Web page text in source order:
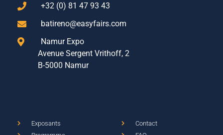
+32 (0) 81 47 93 43
batireno@easyfairs.com
Namur Expo
Avenue Sergent Vrithoff, 2
B-5000 Namur
Exposants
Contact